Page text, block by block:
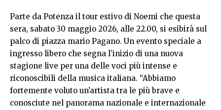
Parte da Potenza il tour estivo di Noemi che questa
sera, sabato 30 maggio 2026, alle 22.00, si esibirà sul
palco di piazza mario Pagano. Un evento speciale a
ingresso libero che segna l’inizio di una nuova
stagione live per una delle voci più intense e
riconoscibili della musica italiana. “Abbiamo
fortemente voluto un’artista tra le più brave e
conosciute nel panorama nazionale e internazionale